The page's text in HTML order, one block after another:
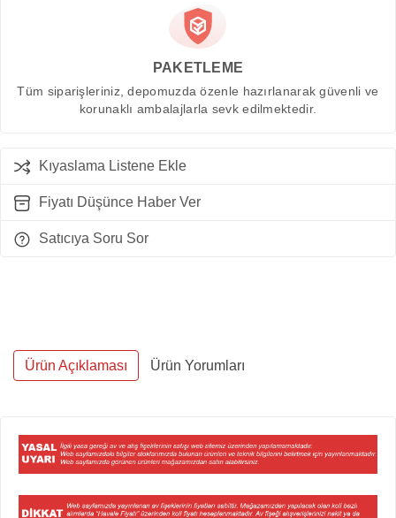
PAKETLEME
Tüm siparişleriniz, depomuzda özenle hazırlanarak güvenli ve
korunaklı ambalajlarla sevk edilmektedir.
Kıyaslama Listene Ekle
Fiyatı Düşünce Haber Ver
Satıcıya Soru Sor
Ürün Açıklaması Ürün Yorumları